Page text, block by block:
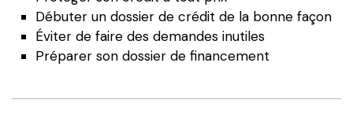
à
favoriser
pour
débuter
Débuter un dossier de crédit de la bonne façon
Éviter de faire des demandes inutiles
Préparer son dossier de financement